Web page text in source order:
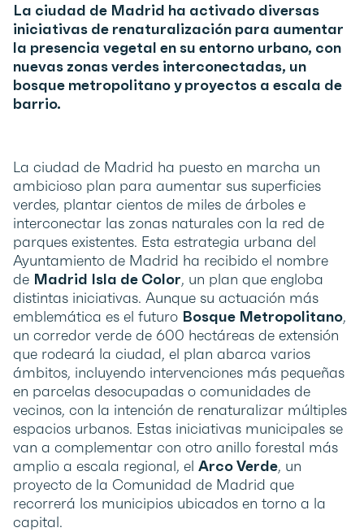
La ciudad de Madrid ha activado diversas
iniciativas de renaturalización para aumentar
la presencia vegetal en su entorno urbano, con
nuevas zonas verdes interconectadas, un
bosque metropolitano y proyectos a escala de
barrio.
La ciudad de Madrid ha puesto en marcha un
ambicioso plan para aumentar sus superficies
verdes, plantar cientos de miles de árboles e
interconectar las zonas naturales con la red de
parques existentes. Esta estrategia urbana del
Ayuntamiento de Madrid ha recibido el nombre
de Madrid Isla de Color, un plan que engloba
distintas iniciativas. Aunque su actuación más
emblemática es el futuro Bosque Metropolitano,
un corredor verde de 600 hectáreas de extensión
que rodeará la ciudad, el plan abarca varios
ámbitos, incluyendo intervenciones más pequeñas
en parcelas desocupadas o comunidades de
vecinos, con la intención de renaturalizar múltiples
espacios urbanos. Estas iniciativas municipales se
van a complementar con otro anillo forestal más
amplio a escala regional, el Arco Verde, un
proyecto de la Comunidad de Madrid que
recorrerá los municipios ubicados en torno a la
capital.